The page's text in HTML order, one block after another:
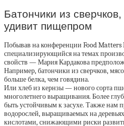
Батончики из
удивит пищепром
Побывав на конференции Food
специализирующийся на темах
свойств — Мария Кардакова
Например, батончики из сверчков,
больше белка, чем говядина.
Или хлеб из кернзы — нового сорта
многолетнего выращивания. Более
быть устойчивым к засухе. Также нам
водорослей, выращиваемых на
кислотами, снижающими риски